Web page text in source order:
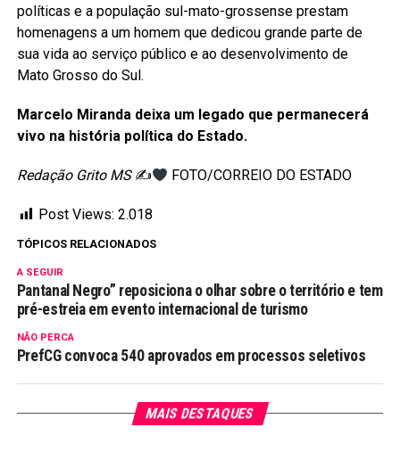
políticas e a população sul-mato-grossense prestam
homenagens a um homem que dedicou grande parte de
sua vida ao serviço público e ao desenvolvimento de
Mato Grosso do Sul.
Marcelo Miranda deixa um legado que permanecerá
vivo na história política do Estado.
Redação Grito MS✍ FOTO/CORREIO DO ESTADO
Post Views: 2.018
TÓPICOS RELACIONADOS
A SEGUIR
Pantanal Negro” reposiciona o olhar sobre o território e tem
pré-estreia em evento internacional de turismo
NÃO PERCA
PrefCG convoca 540 aprovados em processos seletivos
MAIS DESTAQUES